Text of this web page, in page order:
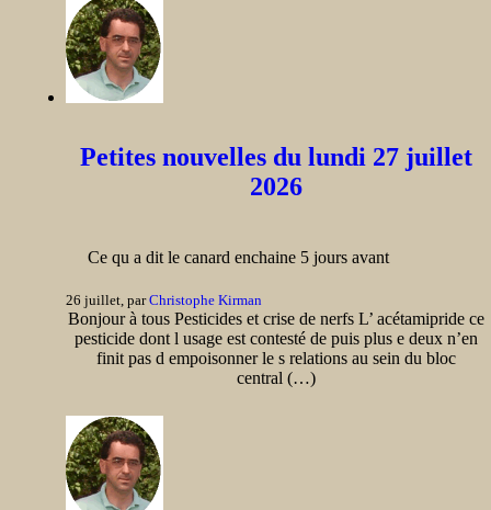
Petites nouvelles du lundi 27 juillet
2026
Ce qu a dit le canard enchaine 5 jours avant
26 juillet, parChristophe Kirman
Bonjour à tous Pesticides et crise de nerfs L’ acétamipride ce
pesticide dont l usage est contesté de puis plus e deux n’en
finit pas d empoisonner le s relations au sein du bloc
central (…)